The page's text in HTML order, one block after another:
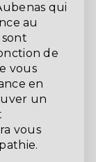
qui
au
sont
de
vous
en
un
vous